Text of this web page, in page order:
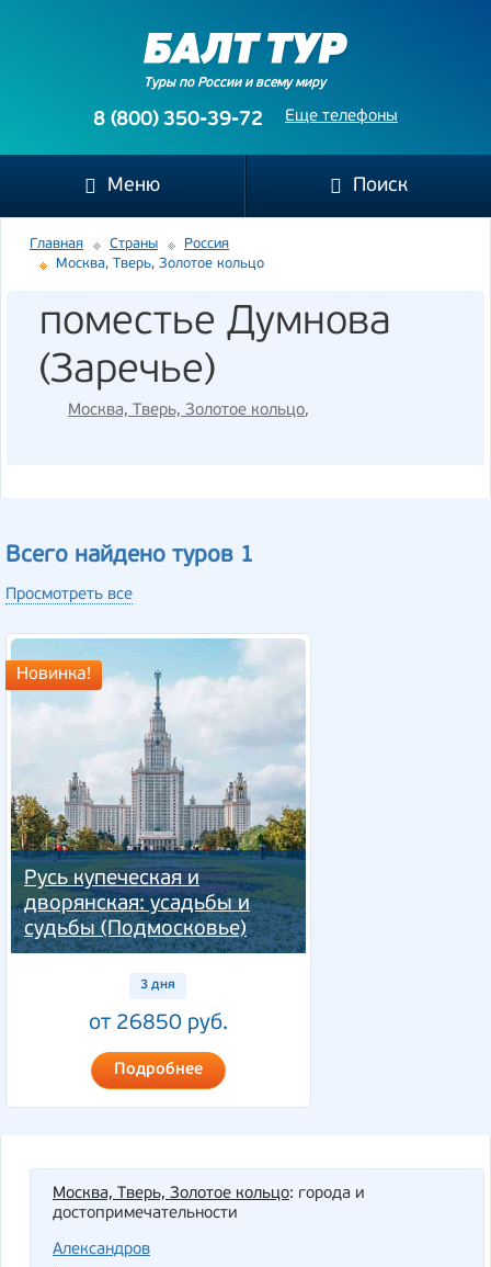
Туры по России и всему миру
Еще телефоны
8 (800) 350-39-72
Меню Поиск
Главная Страны
Россия
Москва, Тверь, Золотое кольцо
поместье Думнова
(Заречье)
Москва, Тверь, Золотое кольцо,
Всего найдено туров 1
Просмотреть все
Русь купеческая и
дворянская: усадьбы и
судьбы (Подмосковье)
Новинка!
3 дня
от 26850 руб.
Подробнее
Москва, Тверь, Золотое кольцо: города и
достопримечательности
Александров